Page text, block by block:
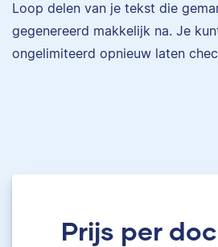
Loop delen van je tekst die
gegenereerd makkelijk na. Je
ongelimiteerd opnieuw laten
Prijs per